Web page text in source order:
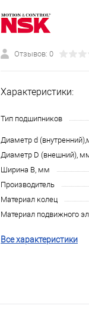
Отзывов: 0
Характеристики:
Тип подшипников
Диаметр d
Диаметр D (внешний),
Ширина B, мм
Производитель
Материал колец
Материал подвижного
Все характеристики